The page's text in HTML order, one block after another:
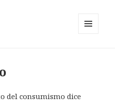
del consumismo dice